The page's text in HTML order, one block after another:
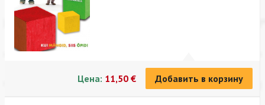
Цена: 11,50 € Добавить в корзину